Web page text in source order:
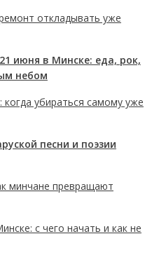
откладывать уже
июня в Минске: еда, рок,
небом
убираться самому уже
песни и поэзии
минчане превращают
с чего начать и как не